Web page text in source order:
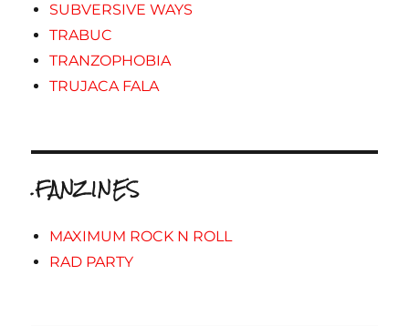
SUBVERSIVE WAYS
TRABUC
TRANZOPHOBIA
TRUJACA FALA
.FANZINES
MAXIMUM ROCK N ROLL
RAD PARTY